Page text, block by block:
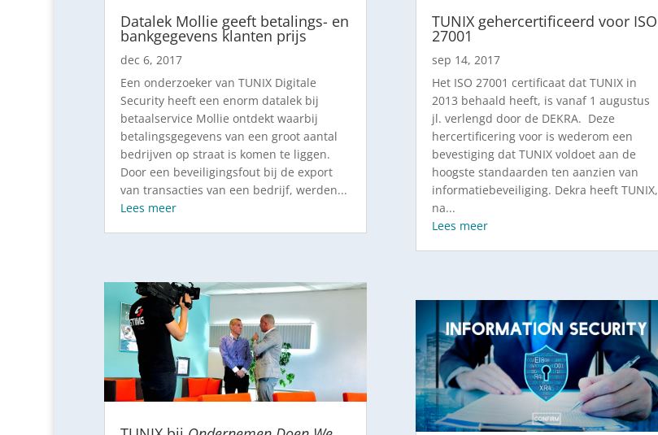
Datalek Mollie geeft betalings- en
bankgegevens klanten prijs
dec 6, 2017
Een onderzoeker van TUNIX Digitale
Security heeft een enorm datalek bij
betaalservice Mollie ontdekt waarbij
betalingsgegevens van een groot aantal
bedrijven op straat is komen te liggen.
Door een beveiligingsfout bij de export
van transacties van een bedrijf, werden...
Lees meer
TUNIX gehercertificeerd voor ISO
27001
sep 14, 2017
Het ISO 27001 certificaat dat TUNIX in
2013 behaald heeft, is vanaf 1 augustus
jl. verlengd door de DEKRA. Deze
hercertificering voor is wederom een
bevestiging dat TUNIX voldoet aan de
hoogste standaarden ten aanzien van
informatiebeveiliging. Dekra heeft TUNIX,
na...
Lees meer